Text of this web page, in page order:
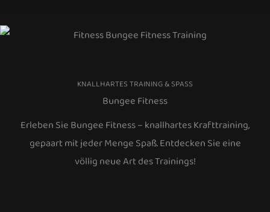
KNALLHARTES TRAINING & SPASS
Bungee Fitness
Erleben Sie Bungee Fitness – knallhartes Krafttraining,
gepaart mit jeder Menge Spaß. Entdecken Sie eine
völlig neue Art des Trainings!